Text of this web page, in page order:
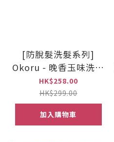
[防脫髮洗髮系列]
Okoru - 晚香玉味洗髮
水 500ml
HK$258.00
HK$299.00
加入購物車